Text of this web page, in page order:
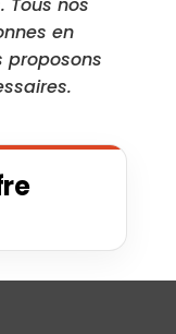
en
proposons